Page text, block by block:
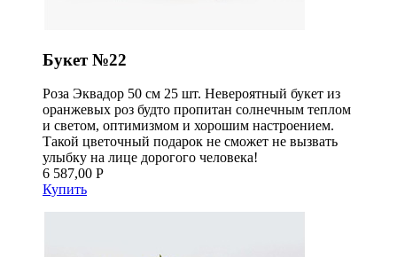
Букет №22
Роза Эквадор 50 см 25 шт. Невероятный букет из
оранжевых роз будто пропитан солнечным теплом
и светом, оптимизмом и хорошим настроением.
Такой цветочный подарок не сможет не вызвать
улыбку на лице дорогого человека!
6 587,00 Р
Купить